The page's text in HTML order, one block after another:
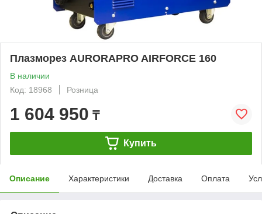
Плазморез AURORAPRO AIRFORCE 160
В наличии
Код: 18968
Розница
1 604 950 ₸
Купить
Описание Характеристики Доставка Оплата